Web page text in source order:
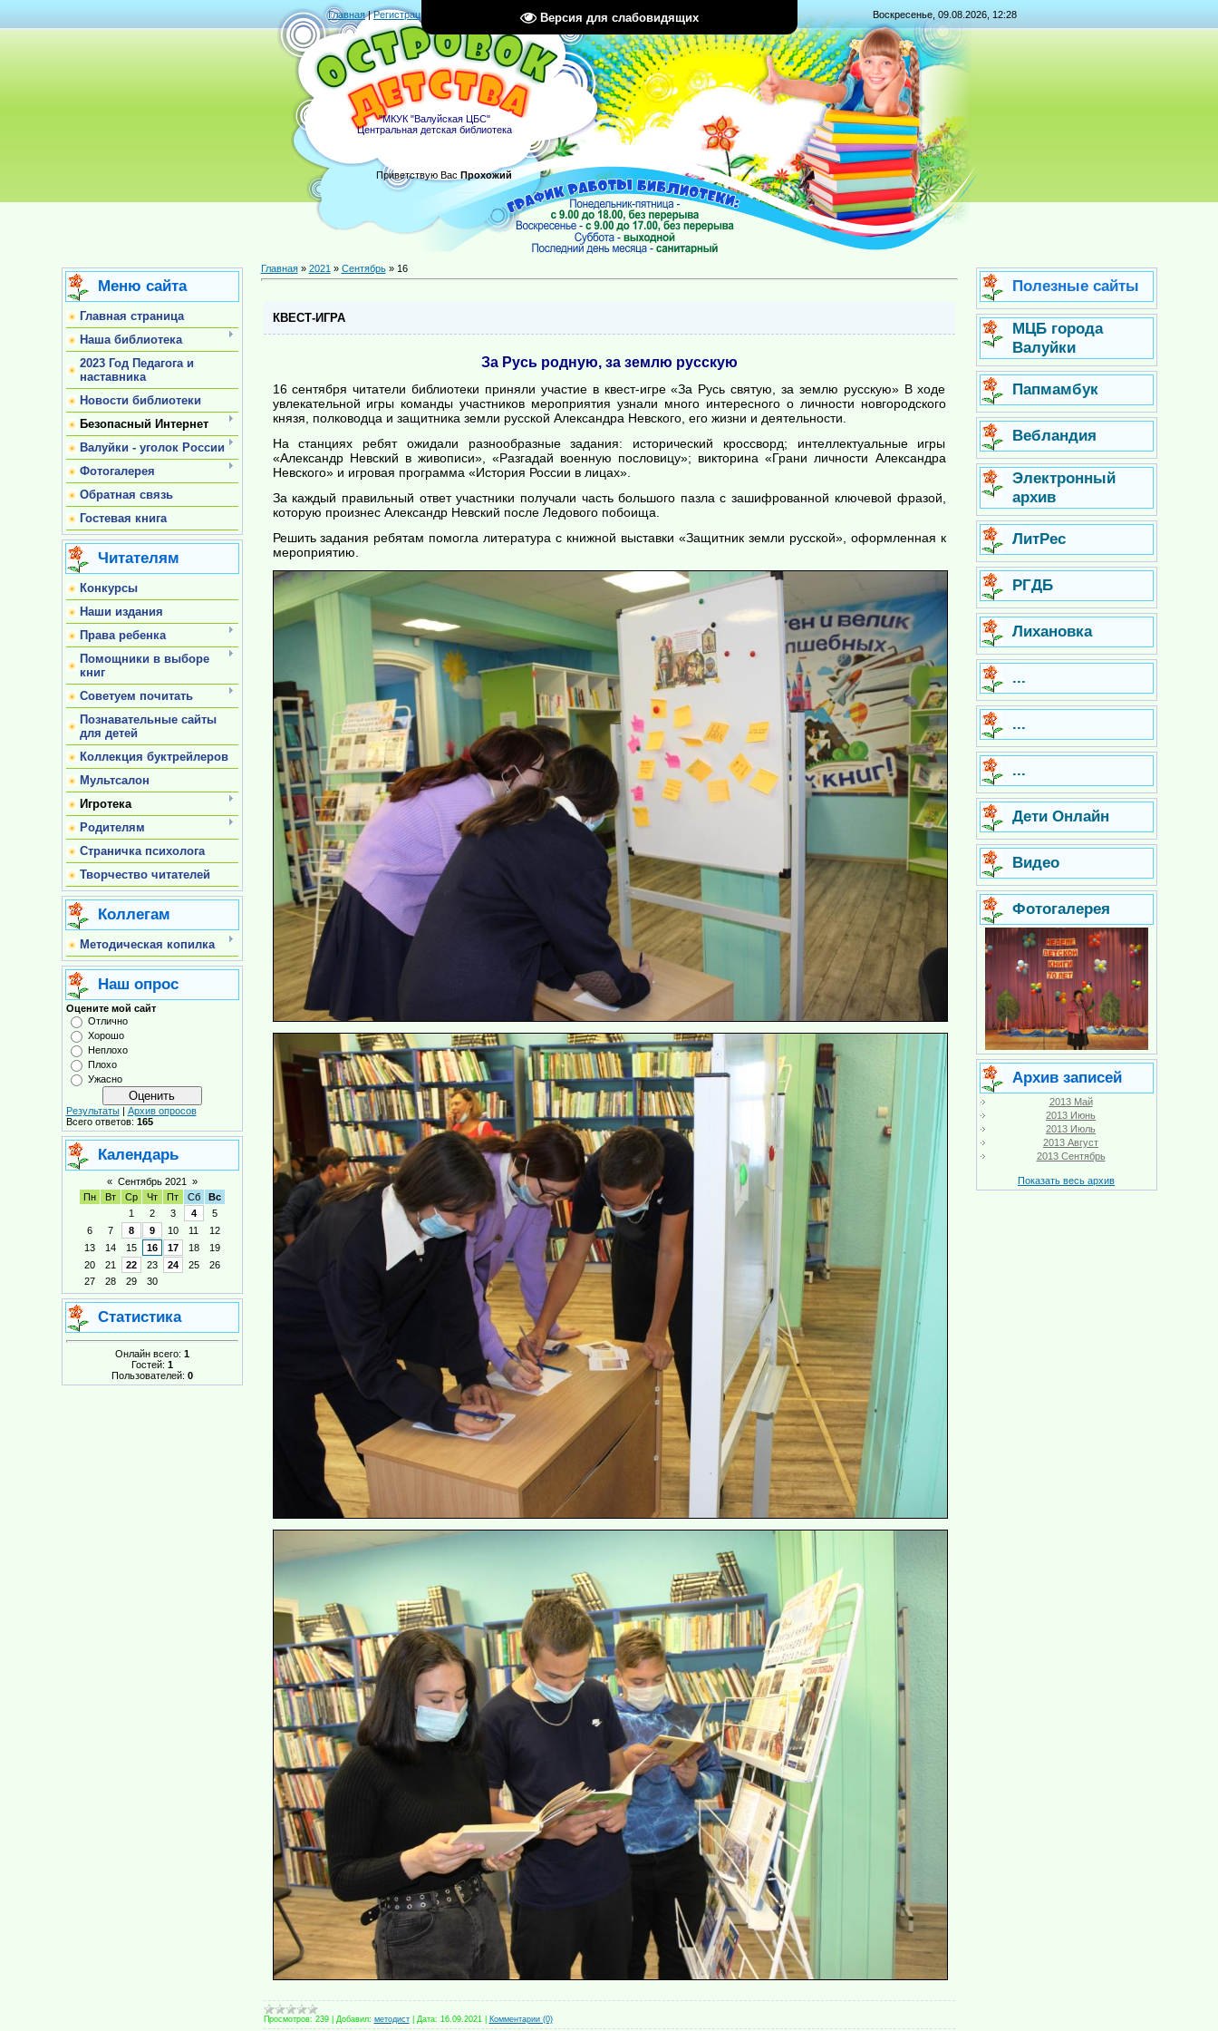
Версия для слабовидящих
Главная|Регистрация Воскресенье, 09.08.2026, 12:28
"МКУК "Валуйская ЦБС"
Центральная детская библиотека
Приветствую Вас Прохожий
Меню сайта
Главная страница
Наша библиотека
2023 Год Педагога и
наставника
Новости библиотеки
Безопасный Интернет
Валуйки - уголок России
Фотогалерея
Обратная связь
Гостевая книга
Читателям
Конкурсы
Наши издания
Права ребенка
Помощники в выборе
книг
Советуем почитать
Познавательные сайты
для детей
Коллекция буктрейлеров
Мультсалон
Игротека
Родителям
Страничка психолога
Творчество читателей
Коллегам
Методическая копилка
Наш опрос
Оцените мой сайт
Отлично
Хорошо
Неплохо
Плохо
Ужасно
Результаты| Архив опросов
Всего ответов: 165
Календарь
« Сентябрь 2021
»
Пн
Вт Ср Чт Пт Сб
Вс
1
2 3 4
5
6
7 8 9 10 11
12
13
14 15 16 17 18
19
20
21 22 23 24 25
26
27
28 29 30
Статистика
Онлайн всего: 1
Гостей: 1
Пользователей: 0
Главная» 2021 » Сентябрь » 16
КВЕСТ-ИГРА
За Русь родную, за землю русскую
16 сентября читатели библиотеки приняли участие в квест-игре «За Русь святую, за землю русскую» В ходе
увлекательной игры команды участников мероприятия узнали много интересного о личности новгородского
князя, полководца и защитника земли русской Александра Невского, его жизни и деятельности.
На станциях ребят ожидали разнообразные задания: исторический кроссворд; интеллектуальные игры
«Александр Невский в живописи», «Разгадай военную пословицу»; викторина «Грани личности Александра
Невского» и игровая программа «История России в лицах».
За каждый правильный ответ участники получали часть большого пазла с зашифрованной ключевой фразой,
которую произнес Александр Невский после Ледового побоища.
Решить задания ребятам помогла литература с книжной выставки «Защитник земли русской», оформленная к
мероприятию.
Просмотров: 239 Добавил: методист Дата: 16.09.2021 Комментарии (0)
Полезные сайты
МЦБ города
Валуйки
Папмамбук
Вебландия
Электронный
архив
ЛитРес
РГДБ
Лихановка
...
...
...
Дети Онлайн
Видео
Фотогалерея
Архив записей
2013 Май
2013 Июнь
2013 Июль
2013 Август
2013 Сентябрь
Показать весь архив